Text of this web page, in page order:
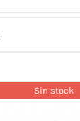
Sin stock